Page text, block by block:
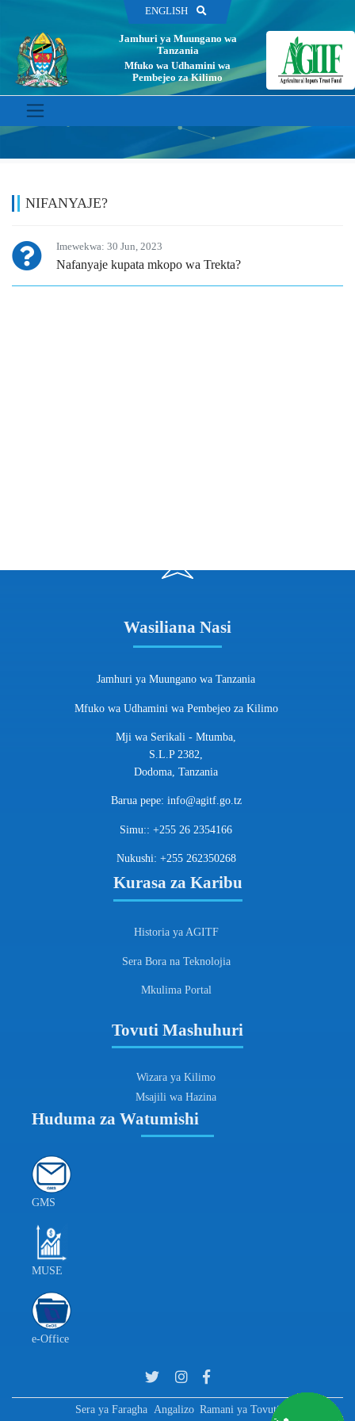
ENGLISH
Jamhuri ya Muungano wa
Tanzania
Mfuko wa Udhamini wa
Pembejeo za Kilimo
NIFANYAJE?
Imewekwa: 30 Jun, 2023
Nafanyaje kupata mkopo wa Trekta?
Wasiliana Nasi
Jamhuri ya Muungano wa Tanzania
Mfuko wa Udhamini wa Pembejeo za Kilimo
Mji wa Serikali - Mtumba,
S.L.P 2382,
Dodoma, Tanzania
Barua pepe: info@agitf.go.tz
Simu:: +255 26 2354166
Nukushi: +255 262350268
Kurasa za Karibu
Historia ya AGITF
Sera Bora na Teknolojia
Mkulima Portal
Tovuti Mashuhuri
Wizara ya Kilimo
Msajili wa Hazina
Huduma za Watumishi
GMS
MUSE
e-Office
Sera ya Faragha Angalizo Ramani ya Tovuti